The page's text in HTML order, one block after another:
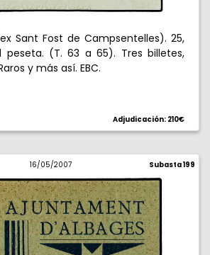
Sant Fost de Campsentelles). 25,
peseta. (T. 63 a 65). Tres billetes,
y más así. EBC.
Adjudicación: 210€
16/05/2007 Subasta 199